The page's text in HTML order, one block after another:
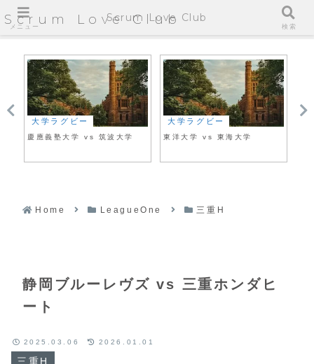
Scrum Love Club
大学ラグビー
慶應義塾大学 vs 筑波大学
大学ラグビー
東洋大学 vs 東海大学
Home LeagueOne 三重H
静岡ブルーレヴズ vs 三重ホンダヒ
ート
三重H
2025.03.06 2026.01.01
メニュー
Scrum Love Club
検索